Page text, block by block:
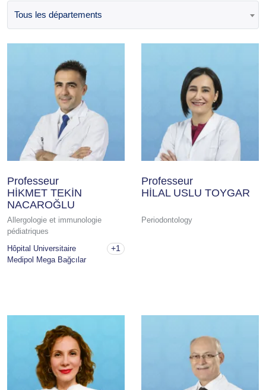
Tous les départements
Professeur
HİKMET TEKİN
NACAROĞLU
Allergologie et immunologie
pédiatriques
Hôpital Universitaire
Medipol Mega Bağcılar
+1
Professeur
HİLAL USLU TOYGAR
Periodontology